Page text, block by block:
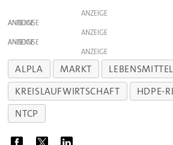
ANZEIGE
ANZEIGE
ANZEIGE
ANZEIGE
ANZEIGE
ALPLA MARKT
KREISLAUFWIRTSCHAFT
HDPE-
NTCP